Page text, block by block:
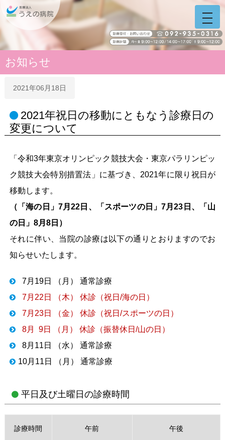
うえの病院 福岡県糟屋
う
え
の
病
院
お知らせ
2021年06月18日
2021年祝日の移動にともなう診療日の
変更について
「令和3年東京オリンピック競技大会・東京パラリンピッ
ク競技大会特別措置法」に基づき、2021年に限り祝日が
移動します。
（「海の日」7月22日、「スポーツの日」7月23日、「山
の日」8月8日）
それに伴い、当院の診療は以下の通りとおりますのでお
知らせいたします。
7月19日 （月） 通常診療
7月22日 （木） 休診（祝日/海の日）
7月23日 （金） 休診（祝日/スポーツの日）
8月 9日 （月） 休診（振替休日/山の日）
8月11日 （水） 通常診療
10月11日 （月） 通常診療
平日及び土曜日の診療時間
診療時間 午前 午後